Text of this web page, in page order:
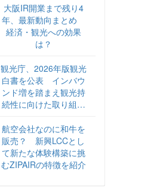
海外DMOのリアル
vol.6】
大阪IR開業まで残り4
年、最新動向まとめ
経済・観光への効果
は？
観光庁、2026年版観光
白書を公表 インバウ
ンド増を踏まえ観光持
続性に向けた取り組み
航空会社なのに和牛を
販売？ 新興LCCとし
て新たな体験構築に挑
むZIPAIRの特徴を紹介